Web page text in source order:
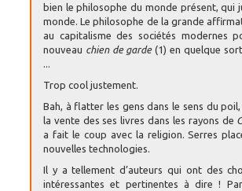
bien le philosophe du monde présent, qui
monde. Le philosophe de la grande
au capitalisme des sociétés modernes
nouveau chien de garde(1) en quelque
...
Trop cool justement.
Bah, à flatter les gens dans le sens du
la vente des ses livres dans les rayons de
a fait le coup avec la religion. Serres
nouvelles technologies.
Il y a tellement d’auteurs qui ont des
intéressantes et pertinentes à dire !